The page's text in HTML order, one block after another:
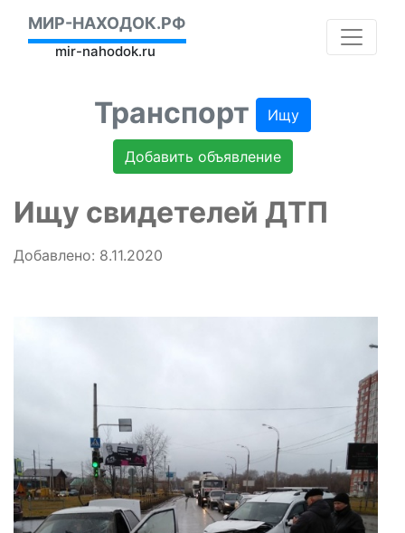
МИР-НАХОДОК.РФ
mir-nahodok.ru
Транспорт Ищу
Добавить объявление
Ищу свидетелей ДТП
Добавлено: 8.11.2020